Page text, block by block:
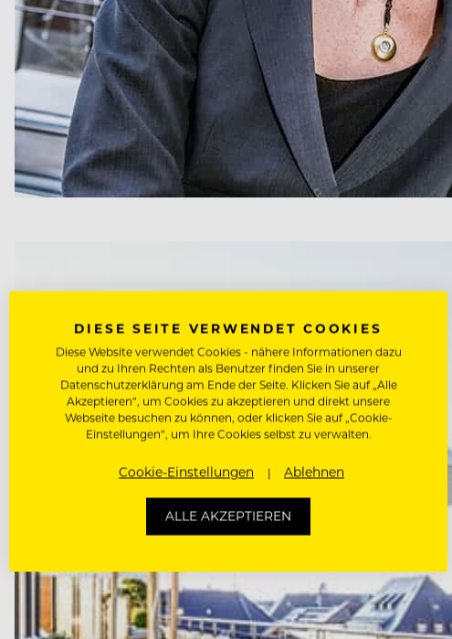
DIESE SEITE VERWENDET COOKIES
Diese Website verwendet Cookies - nähere Informationen dazu
und zu Ihren Rechten als Benutzer finden Sie in unserer
Datenschutzerklärung am Ende der Seite. Klicken Sie auf „Alle
Akzeptieren“, um Cookies zu akzeptieren und direkt unsere
Webseite besuchen zu können, oder klicken Sie auf „Cookie-
Einstellungen“, um Ihre Cookies selbst zu verwalten.
Cookie-Einstellungen Ablehnen
ALLE AKZEPTIEREN